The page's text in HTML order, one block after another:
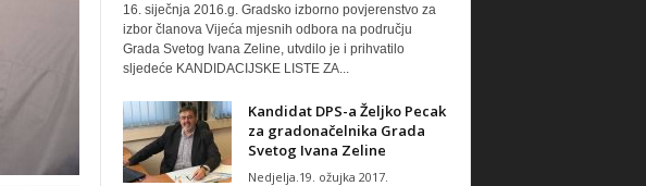
16. siječnja 2016.g. Gradsko izborno povjerenstvo za
izbor članova Vijeća mjesnih odbora na području
Grada Svetog Ivana Zeline, utvdilo je i prihvatilo
sljedeće KANDIDACIJSKE LISTE ZA...
Kandidat DPS-a Željko Pecak
za gradonačelnika Grada
Svetog Ivana Zeline
Nedjelja.19. ožujka 2017.